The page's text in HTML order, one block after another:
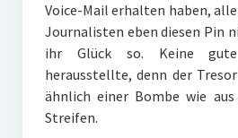
Voice-Mail erhalten haben,
Journalisten eben diesen Pin
ihr Glück so. Keine
herausstellte, denn der
ähnlich einer Bombe wie
Streifen.